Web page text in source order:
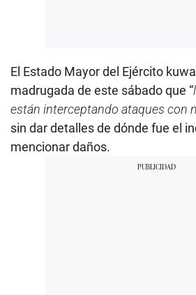
El Estado Mayor del Ejército
madrugada de este sábado que “
están interceptando ataques con
sin dar detalles de dónde fue el
mencionar daños.